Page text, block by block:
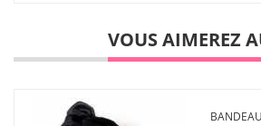
VOUS AIMEREZ